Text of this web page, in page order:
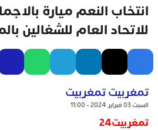
انتخاب النعم ميارة
للاتحاد العام للشغالين
تمغربيت تمغربيت
السبت 03 فبراير 2024 - 11:00
تمغربيت24